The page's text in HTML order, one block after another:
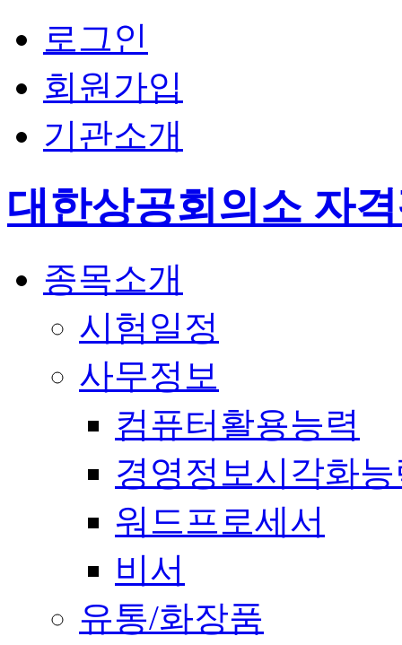
로그인
회원가입
기관소개
대한상공회의소 자
종목소개
시험일정
사무정보
컴퓨터활용능력
경영정보시각화
워드프로세서
비서
유통/화장품